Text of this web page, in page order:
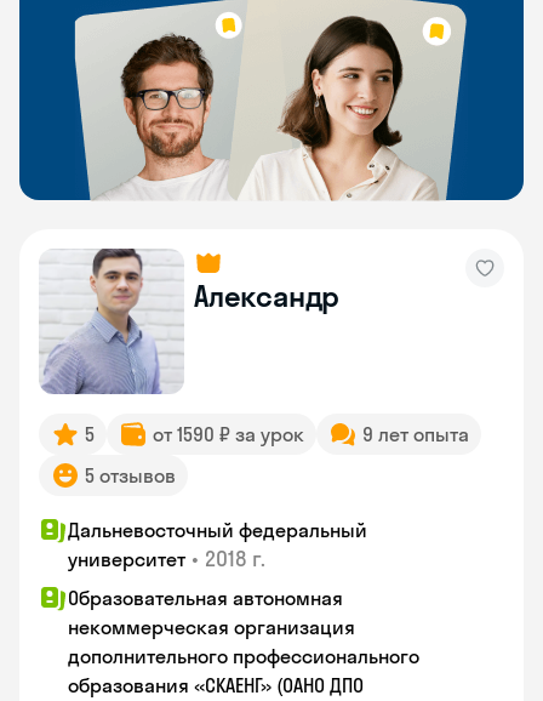
Александр
5 от 1590 ₽ за урок
9 лет опыта
5 отзывов
Дальневосточный федеральный
университет • 2018 г.
Образовательная автономная
некоммерческая организация
дополнительного профессионального
образования «СКАЕНГ» (ОАНО ДПО